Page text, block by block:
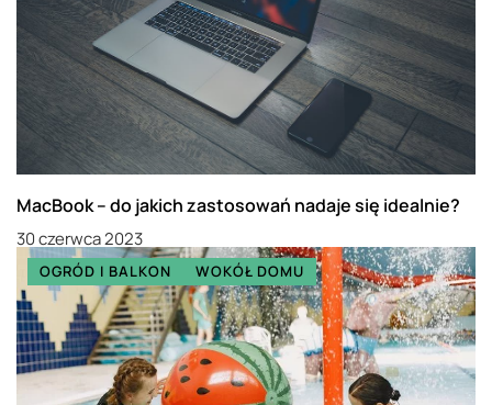
MacBook – do jakich zastosowań nadaje się idealnie?
30 czerwca 2023
OGRÓD I BALKON WOKÓŁ DOMU